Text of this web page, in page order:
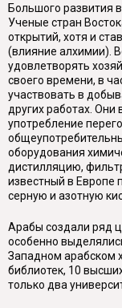
Большого развития
Ученые стран
открытий, хотя и
(влияние алхимии).
удовлетворять
своего времени, в
участвовать в
других работах. Они
употребление
оборудования
дистилляцию,
известный в Европе
серную и азотную
Арабы создали ряд
особенно
Западном арабском
библиотек, 10
только два